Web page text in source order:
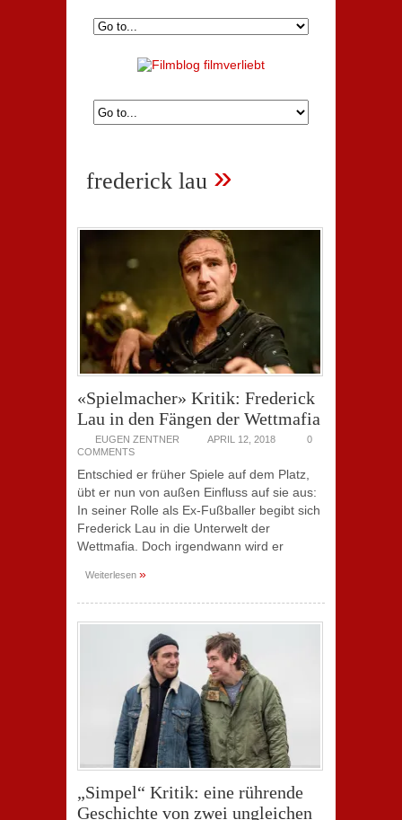
frederick lau »
«Spielmacher» Kritik: Frederick
Lau in den Fängen der Wettmafia
EUGEN ZENTNER APRIL 12, 2018
0
COMMENTS
Entschied er früher Spiele auf dem Platz,
übt er nun von außen Einfluss auf sie aus:
In seiner Rolle als Ex-Fußballer begibt sich
Frederick Lau in die Unterwelt der
Wettmafia. Doch irgendwann wird er
Weiterlesen »
„Simpel“ Kritik: eine rührende
Geschichte von zwei ungleichen